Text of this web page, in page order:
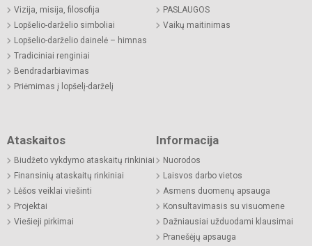
Vizija, misija, filosofija
Lopšelio-darželio simboliai
Lopšelio-darželio dainelė – himnas
Tradiciniai renginiai
Bendradarbiavimas
Priėmimas į lopšelį-darželį
PASLAUGOS
Vaikų maitinimas
Ataskaitos
Biudžeto vykdymo ataskaitų rinkiniai
Finansinių ataskaitų rinkiniai
Lėšos veiklai viešinti
Projektai
Viešieji pirkimai
Informacija
Nuorodos
Laisvos darbo vietos
Asmens duomenų apsauga
Konsultavimasis su visuomene
Dažniausiai užduodami klausimai
Pranešėjų apsauga